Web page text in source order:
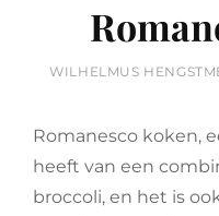
BY
WILHELMUS
Romanesco koken,
heeft van een
broccoli, en het is